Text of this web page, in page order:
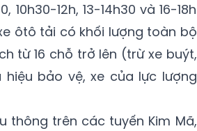
12h, 13-14h30 và 16-18h
ôtô tải có khối lượng toàn bộ
từ 16 chỗ trở lên (trừ xe buýt,
bảo vệ, xe của lực lượng
thông trên các tuyến Kim Mã,